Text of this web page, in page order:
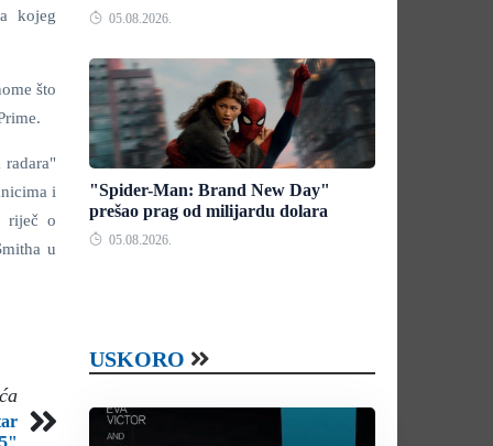
kojeg
što
i
riječ o
u
05.08.2026.
"Spider-Man: Brand New Day"
prešao prag od milijardu dolara
05.08.2026.
USKORO